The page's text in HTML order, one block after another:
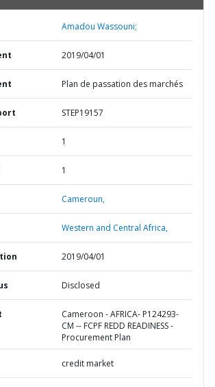
Amadou Wassouni;
2019/04/01
Plan de passation des marchés
STEP19157
1
1
Cameroun,
Western and Central Africa,
2019/04/01
Disclosed
Cameroon - AFRICA- P124293-
CM -- FCPF REDD READINESS -
Procurement Plan
credit market